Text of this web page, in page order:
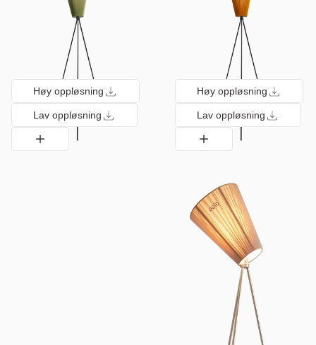
Høy oppløsning
Lav oppløsning
Høy oppløsning
Lav oppløsning